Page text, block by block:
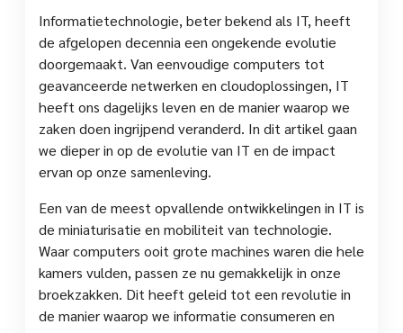
Informatietechnologie, beter bekend als IT, heeft
de afgelopen decennia een ongekende evolutie
doorgemaakt. Van eenvoudige computers tot
geavanceerde netwerken en cloudoplossingen, IT
heeft ons dagelijks leven en de manier waarop we
zaken doen ingrijpend veranderd. In dit artikel gaan
we dieper in op de evolutie van IT en de impact
ervan op onze samenleving.
Een van de meest opvallende ontwikkelingen in IT is
de miniaturisatie en mobiliteit van technologie.
Waar computers ooit grote machines waren die hele
kamers vulden, passen ze nu gemakkelijk in onze
broekzakken. Dit heeft geleid tot een revolutie in
de manier waarop we informatie consumeren en